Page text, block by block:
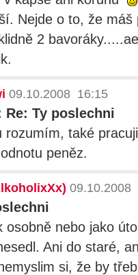
Nejde o to, že
2
09.10.2008 16:15
Re: Ty poslechni
rozumím, také
peněz.
09.10.2008
osobně nebo jako
Ani do staré,
si, že by